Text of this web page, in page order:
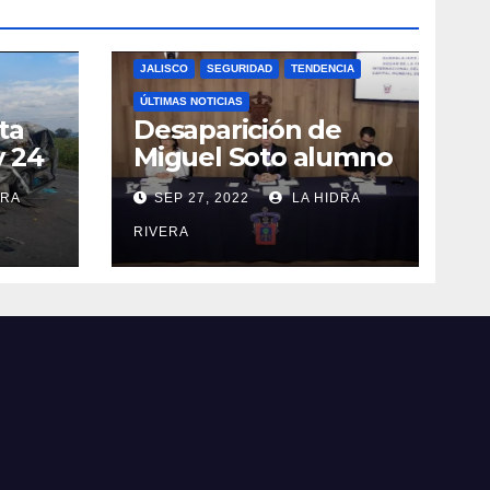
24
JALISCO SEGURIDAD TENDENCIA
ÚLTIMAS NOTICIAS
Desaparición de
Miguel Soto alumno
del CUCEA.
SEP 27, 2022 LA HIDRA
RIVERA